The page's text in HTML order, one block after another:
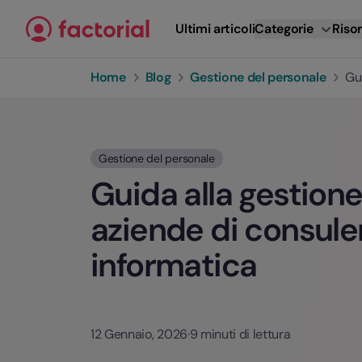
Ultimi articoliCategorie
Home Blog Gestione del personale
Gestione del personale
Guida alla
aziende di
informatica
12 Gennaio, 2026·9 minuti di lettura